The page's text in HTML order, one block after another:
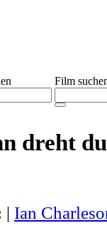
Film
dreht
| Ian